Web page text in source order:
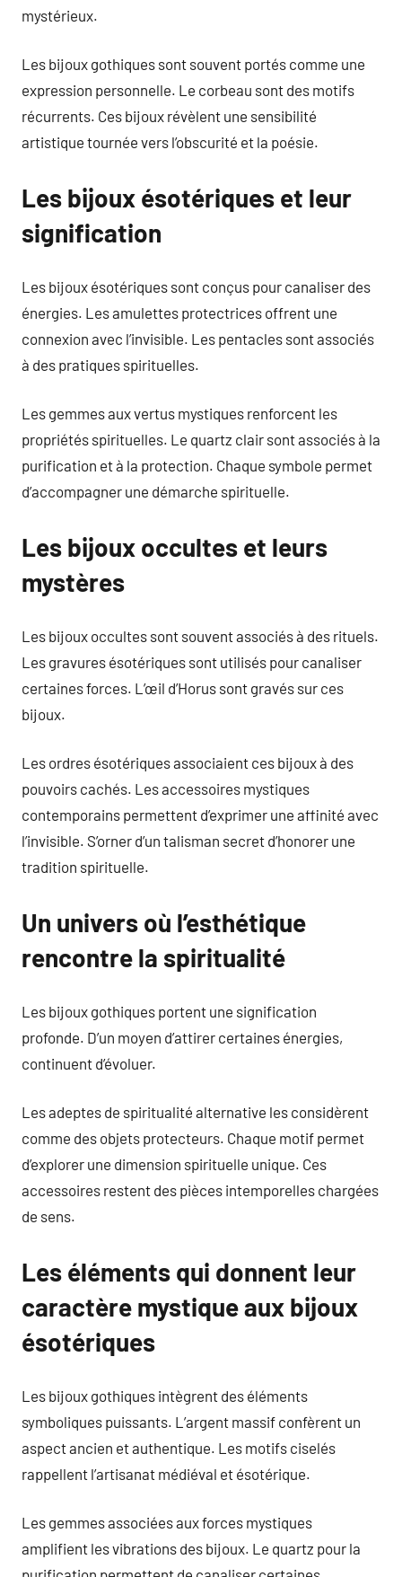
mystérieux.
Les bijoux gothiques sont souvent portés comme une
expression personnelle. Le corbeau sont des motifs
récurrents. Ces bijoux révèlent une sensibilité
artistique tournée vers l’obscurité et la poésie.
Les bijoux ésotériques et leur
signification
Les bijoux ésotériques sont conçus pour canaliser des
énergies. Les amulettes protectrices offrent une
connexion avec l’invisible. Les pentacles sont associés
à des pratiques spirituelles.
Les gemmes aux vertus mystiques renforcent les
propriétés spirituelles. Le quartz clair sont associés à la
purification et à la protection. Chaque symbole permet
d’accompagner une démarche spirituelle.
Les bijoux occultes et leurs
mystères
Les bijoux occultes sont souvent associés à des rituels.
Les gravures ésotériques sont utilisés pour canaliser
certaines forces. L’œil d’Horus sont gravés sur ces
bijoux.
Les ordres ésotériques associaient ces bijoux à des
pouvoirs cachés. Les accessoires mystiques
contemporains permettent d’exprimer une affinité avec
l’invisible. S’orner d’un talisman secret d’honorer une
tradition spirituelle.
Un univers où l’esthétique
rencontre la spiritualité
Les bijoux gothiques portent une signification
profonde. D’un moyen d’attirer certaines énergies,
continuent d’évoluer.
Les adeptes de spiritualité alternative les considèrent
comme des objets protecteurs. Chaque motif permet
d’explorer une dimension spirituelle unique. Ces
accessoires restent des pièces intemporelles chargées
de sens.
Les éléments qui donnent leur
caractère mystique aux bijoux
ésotériques
Les bijoux gothiques intègrent des éléments
symboliques puissants. L’argent massif confèrent un
aspect ancien et authentique. Les motifs ciselés
rappellent l’artisanat médiéval et ésotérique.
Les gemmes associées aux forces mystiques
amplifient les vibrations des bijoux. Le quartz pour la